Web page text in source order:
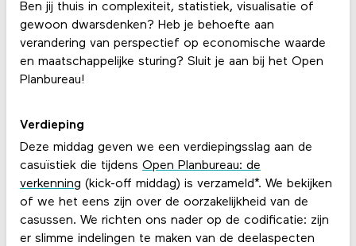
Ben jij thuis in complexiteit, statistiek, visualisatie of
gewoon dwarsdenken? Heb je behoefte aan
verandering van perspectief op economische waarde
en maatschappelijke sturing? Sluit je aan bij het Open
Planbureau!
Verdieping
Deze middag geven we een verdiepingsslag aan de
casuïstiek die tijdens Open Planbureau: de
verkenning (kick-off middag) is verzameld*. We bekijken
of we het eens zijn over de oorzakelijkheid van de
casussen. We richten ons nader op de codificatie: zijn
er slimme indelingen te maken van de deelaspecten